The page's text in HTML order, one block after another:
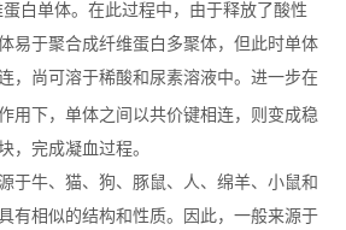
白单体。在此过程中，由于释放了酸性
易于聚合成纤维蛋白多聚体，但此时单体
，尚可溶于稀酸和尿素溶液中。进一步在
下，单体之间以共价键相连，则变成稳
，完成凝血过程。
于牛、猫、狗、豚鼠、人、绵羊、小鼠和
有相似的结构和性质。因此，一般来源于